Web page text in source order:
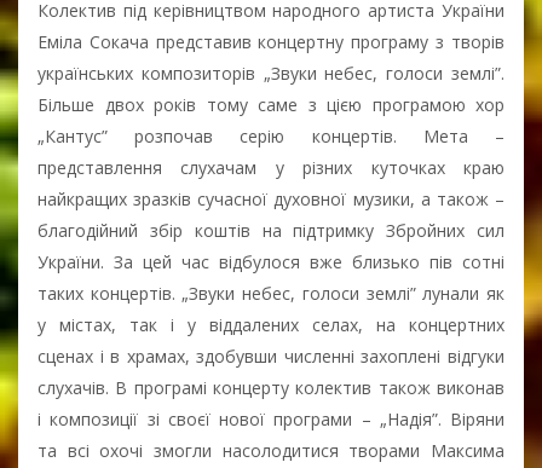
Колектив під керівництвом народного артиста України
Еміла Сокача представив концертну програму з творів
українських композиторів „Звуки небес, голоси землі”.
Більше двох років тому саме з цією програмою хор
„Кантус” розпочав серію концертів. Мета –
представлення слухачам у різних куточках краю
найкращих зразків сучасної духовної музики, а також –
благодійний збір коштів на підтримку Збройних сил
України. За цей час відбулося вже близько пів сотні
таких концертів. „Звуки небес, голоси землі” лунали як
у містах, так і у віддалених селах, на концертних
сценах і в храмах, здобувши численні захоплені відгуки
слухачів. В програмі концерту колектив також виконав
і композиції зі своєї нової програми – „Надія”. Віряни
та всі охочі змогли насолодитися творами Максима